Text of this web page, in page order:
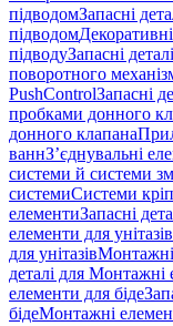
підводомЗапасні
підводом
підводуЗапасні
поворотного
PushControlЗапасні
пробками донного
донного клапана
ваннЗ’єднувальні
системи й системи
системиСистеми
елементиЗапасні
елементи для унітазів
для унітазів
деталі для Монтажні
елементи для біде
бідеМонтажні